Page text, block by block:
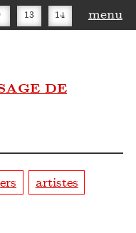
13 14 menu
DE
artistes